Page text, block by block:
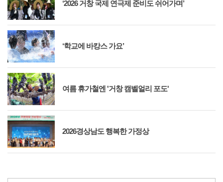
‘2026 거창 국제 연극제 준비도 쉬어가며’
‘학교에 바캉스 가요’
여름 휴가철엔 '거창 캠벨얼리 포도'
2026경상남도 행복한 가정상